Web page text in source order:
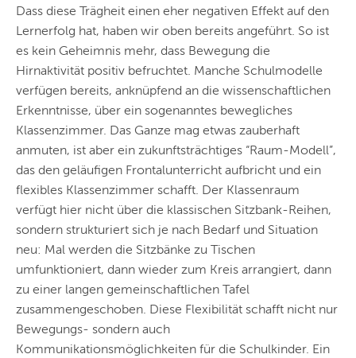
Dass diese Trägheit einen eher negativen Effekt auf den
Lernerfolg hat, haben wir oben bereits angeführt. So ist
es kein Geheimnis mehr, dass Bewegung die
Hirnaktivität positiv befruchtet. Manche Schulmodelle
verfügen bereits, anknüpfend an die wissenschaftlichen
Erkenntnisse, über ein sogenanntes bewegliches
Klassenzimmer. Das Ganze mag etwas zauberhaft
anmuten, ist aber ein zukunftsträchtiges “Raum-Modell”,
das den geläufigen Frontalunterricht aufbricht und ein
flexibles Klassenzimmer schafft. Der Klassenraum
verfügt hier nicht über die klassischen Sitzbank-Reihen,
sondern strukturiert sich je nach Bedarf und Situation
neu: Mal werden die Sitzbänke zu Tischen
umfunktioniert, dann wieder zum Kreis arrangiert, dann
zu einer langen gemeinschaftlichen Tafel
zusammengeschoben. Diese Flexibilität schafft nicht nur
Bewegungs- sondern auch
Kommunikationsmöglichkeiten für die Schulkinder. Ein